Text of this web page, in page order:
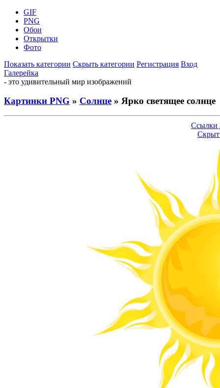
GIF
PNG
Обои
Открытки
Фото
Показать категории Скрыть категории Регистрация Вход
Галерейка
- это удивительный мир изображений
Картинки PNG » Солнце » Ярко светящее солнце
Ссылки